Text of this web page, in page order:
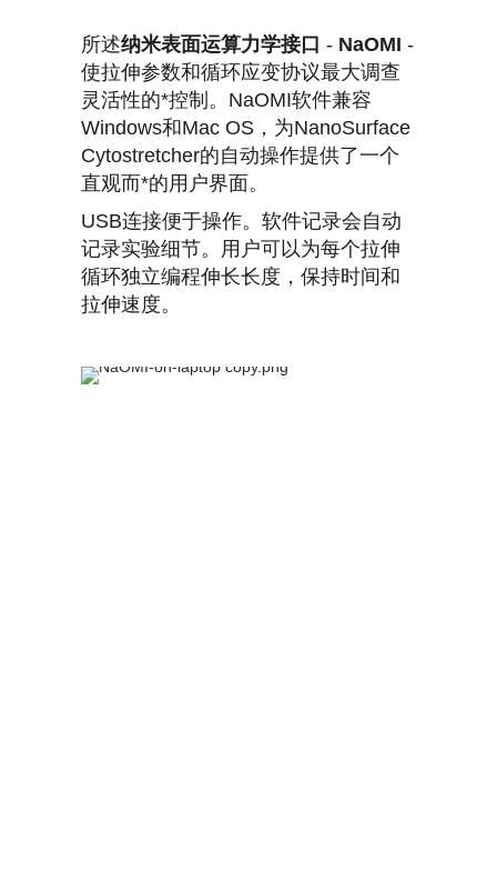
所述纳米表面运算力学接口 - NaOMI -
使拉伸参数和循环应变协议最大调查
灵活性的*控制。 NaOMI软件兼容
Windows和Mac OS，为NanoSurface
Cytostretcher的自动操作提供了一个
直观而*的用户界面。
USB连接便于操作。软件记录会自动
记录实验细节。 用户可以为每个拉伸
循环独立编程伸长长度，保持时间和
拉伸速度。